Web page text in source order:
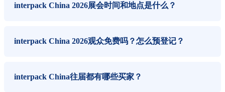
interpack China 2026展会时间和地点是什么？
interpack China 2026观众免费吗？怎么预登记？
interpack China往届都有哪些买家？